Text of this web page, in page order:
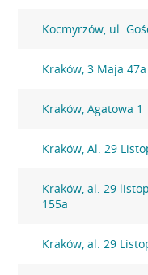
Kocmyrzów, ul.
Kraków, 3 Maja 47a
Kraków, Agatowa 1
Kraków, Al. 29
Kraków, al. 29
155a
Kraków, al. 29